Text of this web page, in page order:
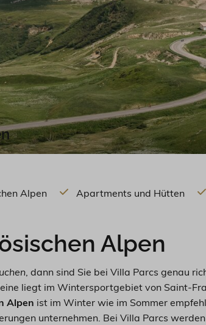
Alpen Apartments und Hütten
Alpen
, dann sind Sie bei Villa Parcs genau
liegt im Wintersportgebiet von Saint-
Alpen ist im Winter wie im Sommer
unternehmen. Bei Villa Parcs